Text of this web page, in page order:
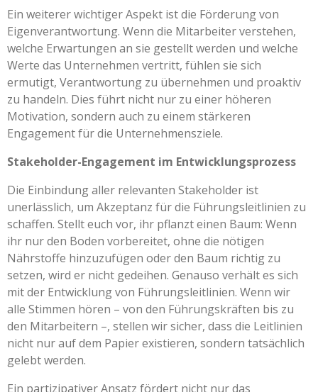
Ein weiterer wichtiger Aspekt ist die Förderung von
Eigenverantwortung. Wenn die Mitarbeiter verstehen,
welche Erwartungen an sie gestellt werden und welche
Werte das Unternehmen vertritt, fühlen sie sich
ermutigt, Verantwortung zu übernehmen und proaktiv
zu handeln. Dies führt nicht nur zu einer höheren
Motivation, sondern auch zu einem stärkeren
Engagement für die Unternehmensziele.
Stakeholder-Engagement im Entwicklungsprozess
Die Einbindung aller relevanten Stakeholder ist
unerlässlich, um Akzeptanz für die Führungsleitlinien zu
schaffen. Stellt euch vor, ihr pflanzt einen Baum: Wenn
ihr nur den Boden vorbereitet, ohne die nötigen
Nährstoffe hinzuzufügen oder den Baum richtig zu
setzen, wird er nicht gedeihen. Genauso verhält es sich
mit der Entwicklung von Führungsleitlinien. Wenn wir
alle Stimmen hören – von den Führungskräften bis zu
den Mitarbeitern –, stellen wir sicher, dass die Leitlinien
nicht nur auf dem Papier existieren, sondern tatsächlich
gelebt werden.
Ein partizipativer Ansatz fördert nicht nur das